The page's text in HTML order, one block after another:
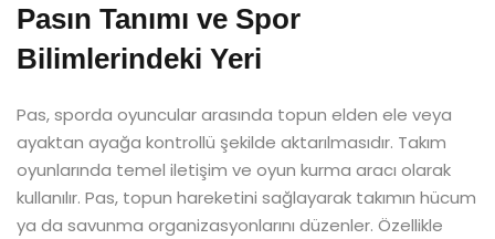
Pasın Tanımı ve Spor
Bilimlerindeki Yeri
Pas, sporda oyuncular arasında topun elden ele veya
ayaktan ayağa kontrollü şekilde aktarılmasıdır. Takım
oyunlarında temel iletişim ve oyun kurma aracı olarak
kullanılır. Pas, topun hareketini sağlayarak takımın hücum
ya da savunma organizasyonlarını düzenler. Özellikle